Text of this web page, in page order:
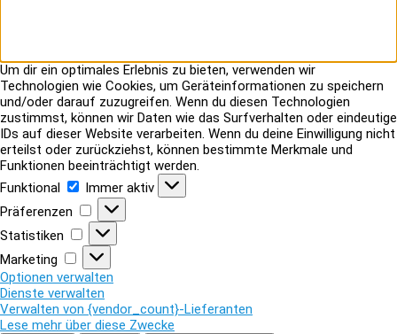
Um dir ein optimales Erlebnis zu bieten, verwenden wir
Technologien wie Cookies, um Geräteinformationen zu speichern
und/oder darauf zuzugreifen. Wenn du diesen Technologien
zustimmst, können wir Daten wie das Surfverhalten oder eindeutige
IDs auf dieser Website verarbeiten. Wenn du deine Einwilligung nicht
erteilst oder zurückziehst, können bestimmte Merkmale und
Funktionen beeinträchtigt werden.
Funktional
Funktional
Immer aktiv
Präferenzen
Präferenzen
Statistiken
Statistiken
Marketing
Marketing
Optionen verwalten
Dienste verwalten
Verwalten von {vendor_count}-Lieferanten
Lese mehr über diese Zwecke